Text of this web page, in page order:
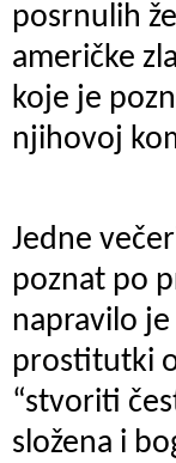
posrnulih
američke
koje je
njihovoj
Jedne
poznat po
napravilo
prostitutki
“stvoriti
složena i